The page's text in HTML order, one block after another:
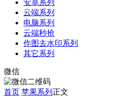
安卓系列
云端系列
电脑系列
云端秒抢
作图去水印系列
其它系列
微信
首页 苹果系列 正文